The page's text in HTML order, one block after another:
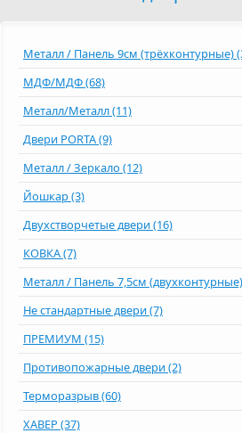
Металл / Панель 9см (трёхконтурные)
МДФ/МДФ (68)
Металл/Металл (11)
Двери PORTA (9)
Металл / Зеркало (12)
Йошкар (3)
Двухстворчетые двери (16)
КОВКА (7)
Металл / Панель 7,5см
Не стандартные двери (7)
ПРЕМИУМ (15)
Противопожарные двери (2)
Терморазрыв (60)
ХАВЕР (37)